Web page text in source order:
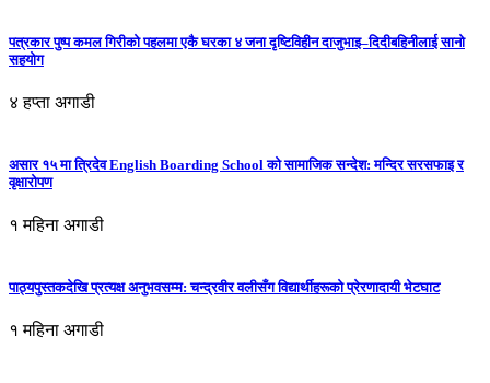
पत्रकार पुष्प कमल गिरीको पहलमा एकै घरका ४ जना दृष्टिविहीन दाजुभाइ–दिदीबहिनीलाई सानो
सहयोग
४ हप्ता अगाडी
असार १५ मा त्रिदेव English Boarding School को सामाजिक सन्देश: मन्दिर सरसफाइ र
वृक्षारोपण
१ महिना अगाडी
पाठ्यपुस्तकदेखि प्रत्यक्ष अनुभवसम्म: चन्द्रवीर वलीसँग विद्यार्थीहरूको प्रेरणादायी भेटघाट
१ महिना अगाडी